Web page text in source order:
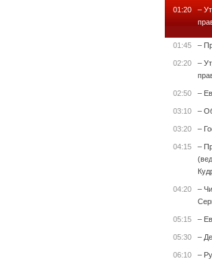
01:20
–
01:45 –
02:20
–
02:50 –
03:10 –
03:20 –
04:15
–
04:20
–
05:15 –
05:30 –
06:10 –